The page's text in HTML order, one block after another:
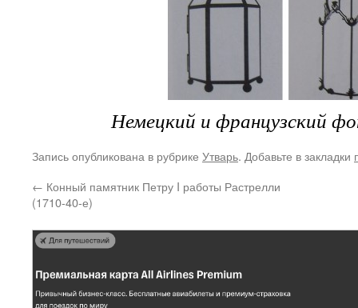
Немецкий и французский
Запись опубликована в рубрике Утварь. Добавьте в закладки
← Конный памятник Петру I работы Растрелли
(1710-40-е)